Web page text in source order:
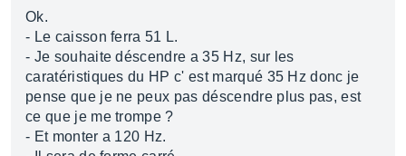
Ok.
- Le caisson ferra 51 L.
- Je souhaite déscendre a 35 Hz, sur les
caratéristiques du HP c' est marqué 35 Hz donc je
pense que je ne peux pas déscendre plus pas, est
ce que je me trompe ?
- Et monter a 120 Hz.